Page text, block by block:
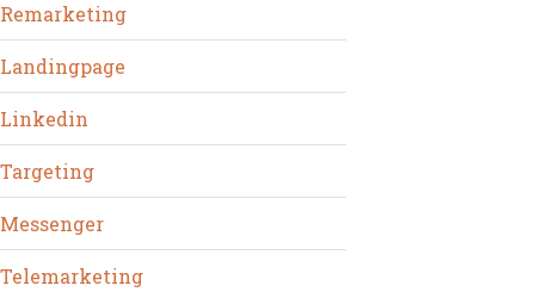
Remarketing
Landingpage
Linkedin
Targeting
Messenger
Telemarketing